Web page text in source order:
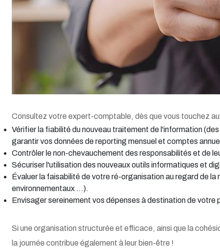
Consultez votre expert-comptable, dès que vous touchez
Vérifier la fiabilité du nouveau traitement de l'information
garantir vos données de reporting mensuel et comptes
Contrôler le non-chevauchement des responsabilités et de
Sécuriser l'utilisation des nouveaux outils informatiques et
Évaluer la faisabilité de votre ré-organisation au regard de
environnementaux ...).
Envisager sereinement vos dépenses à destination de
Si une organisation structurée et efficace, ainsi que la
la journée contribue également à leur bien-être !